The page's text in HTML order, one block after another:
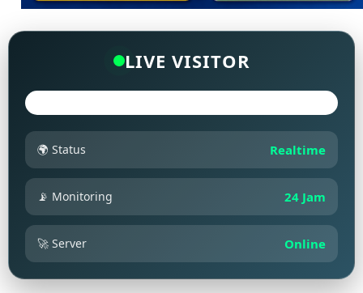
LIVE VISITOR
🌍 Status Realtime
📡 Monitoring 24 Jam
🚀 Server Online